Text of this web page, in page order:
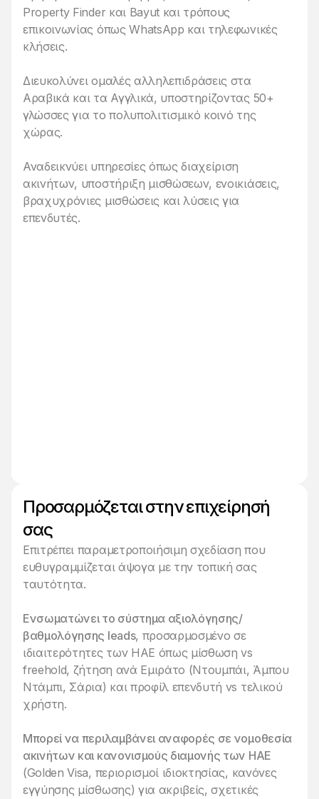
Property Finder και Bayut και τρόπους
επικοινωνίας όπως WhatsApp και τηλεφωνικές
κλήσεις.
Διευκολύνει ομαλές αλληλεπιδράσεις στα
Αραβικά και τα Αγγλικά, υποστηρίζοντας 50+
γλώσσες για το πολυπολιτισμικό κοινό της
χώρας.
Αναδεικνύει υπηρεσίες όπως διαχείριση
ακινήτων, υποστήριξη μισθώσεων, ενοικιάσεις,
βραχυχρόνιες μισθώσεις και λύσεις για
επενδυτές.
Προσαρμόζεται στην επιχείρησή
σας
Επιτρέπει παραμετροποιήσιμη σχεδίαση που
ευθυγραμμίζεται άψογα με την τοπική σας
ταυτότητα.
Ενσωματώνει το σύστημα αξιολόγησης/
βαθμολόγησης leads, προσαρμοσμένο σε
ιδιαιτερότητες των ΗΑΕ όπως μίσθωση vs
freehold, ζήτηση ανά Εμιράτο (Ντουμπάι, Άμπου
Ντάμπι, Σάρια) και προφίλ επενδυτή vs τελικού
χρήστη.
Μπορεί να περιλαμβάνει αναφορές σε νομοθεσία
ακινήτων και κανονισμούς διαμονής των ΗΑΕ
(Golden Visa, περιορισμοί ιδιοκτησίας, κανόνες
εγγύησης μίσθωσης) για ακριβείς, σχετικές